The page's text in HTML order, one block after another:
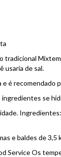
tradicional
usaria de sal.
e é
se
e baldes de 3,5
Service Os